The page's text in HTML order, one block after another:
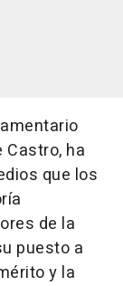
Castro, ha
que los
de la
puesto a
y la